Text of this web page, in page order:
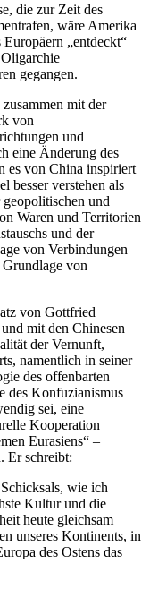
die zur Zeit des
wäre Amerika
„entdeckt“
gegangen.
mit der
von
und
eine Änderung des
es von China inspiriert
besser verstehen als
und
Waren und Territorien
und der
von Verbindungen
von
von Gottfried
mit den Chinesen
der Vernunft,
namentlich in seiner
des offenbarten
des Konfuzianismus
sei, eine
Kooperation
Eurasiens“ –
Er schreibt:
wie ich
Kultur und die
heute gleichsam
unseres Kontinents, in
des Ostens das